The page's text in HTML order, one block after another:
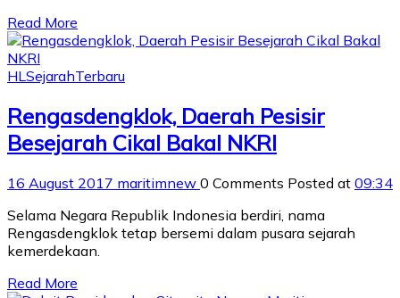
Read More
HL SejarahTerbaru
Rengasdengklok, Daerah Pesisir
Besejarah Cikal Bakal NKRI
16 August 2017 maritimnew 0 Comments Posted at 09:34
Selama Negara Republik Indonesia berdiri, nama
Rengasdengklok tetap bersemi dalam pusara sejarah
kemerdekaan.
Read More